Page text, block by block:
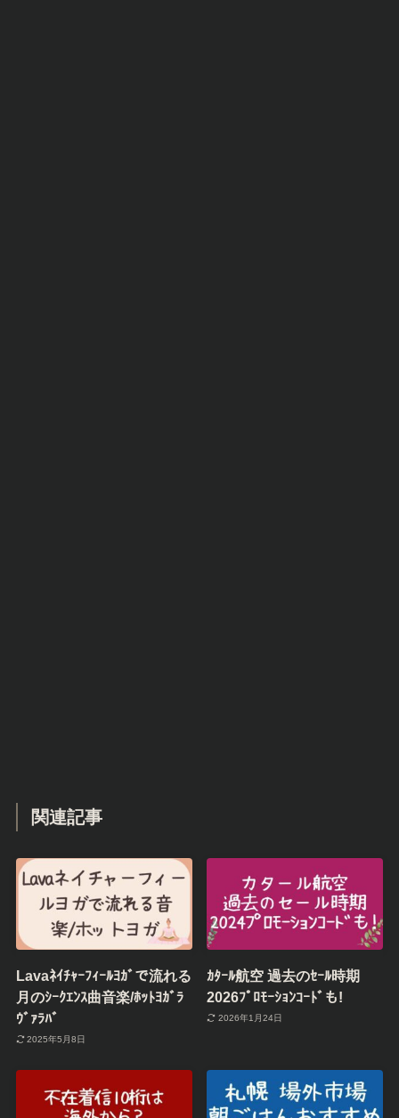
関連記事
Lavaﾈｲﾁｬｰﾌｨｰﾙﾖｶﾞで流れる
月のｼｰｸｴﾝｽ曲音楽/ﾎｯﾄﾖｶﾞﾗ
ｳﾞｧﾗﾊﾞ
2025年5月8日
ｶﾀｰﾙ航空 過去のｾｰﾙ時期
2026ﾌﾟﾛﾓｰｼｮﾝｺｰﾄﾞも!
2026年1月24日